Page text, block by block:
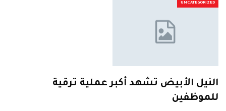
UNCATEGORIZED
النيل الأبيض تشهد أكبر عملية ترقية
للموظفين